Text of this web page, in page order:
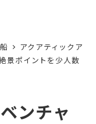
English
検索
アクアティックア
景ポイントを少人数
ンチャ